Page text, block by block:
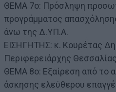
ΘΕΜΑ 7ο: Πρόσληψη
προγράμματος
άνω της Δ.ΥΠ.Α.
ΕΙΣΗΓΗΤΗΣ: κ. Κουρέτας
Περιφερειάρχης
ΘΕΜΑ 8ο: Εξαίρεση από το
άσκησης ελεύθερου